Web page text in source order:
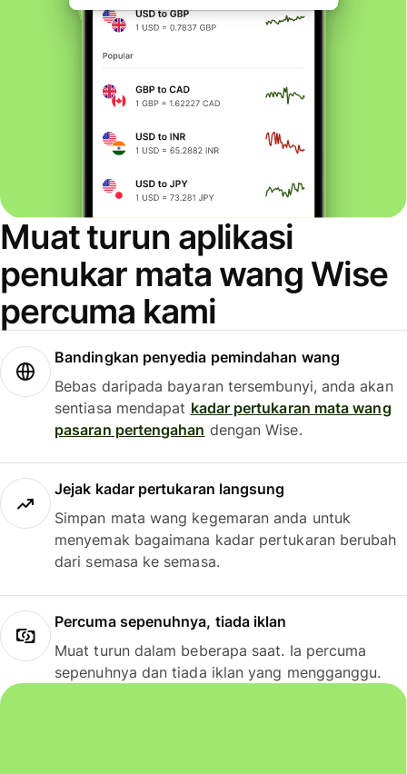
Muat turun aplikasi
penukar mata wang Wise
percuma kami
Bandingkan penyedia pemindahan wang
Bebas daripada bayaran tersembunyi, anda akan
sentiasa mendapat kadar pertukaran mata wang
pasaran pertengahan dengan Wise.
Jejak kadar pertukaran langsung
Simpan mata wang kegemaran anda untuk
menyemak bagaimana kadar pertukaran berubah
dari semasa ke semasa.
Percuma sepenuhnya, tiada iklan
Muat turun dalam beberapa saat. Ia percuma
sepenuhnya dan tiada iklan yang mengganggu.